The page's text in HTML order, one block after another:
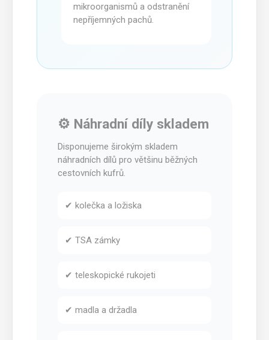
mikroorganismů a odstranění
nepříjemných pachů.
⚙️ Náhradní díly skladem
Disponujeme širokým skladem
náhradních dílů pro většinu běžných
cestovních kufrů.
✔ kolečka a ložiska
✔ TSA zámky
✔ teleskopické rukojeti
✔ madla a držadla